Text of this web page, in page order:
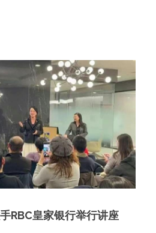
RBC皇家银行举行讲座